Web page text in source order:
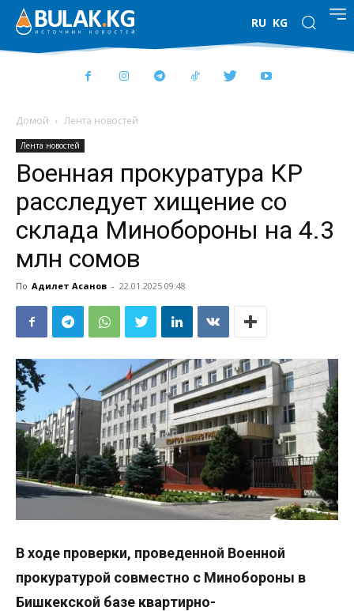
RU KG
Домой Лента новостей
Лента новостей
Военная прокуратура КР
расследует хищение со
склада Минобороны на 4.3
млн сомов
По Адилет Асанов - 22.01.2025 09:48
В ходе проверки, проведенной Военной
прокуратурой совместно с Минобороны в
Бишкекской базе квартирно-